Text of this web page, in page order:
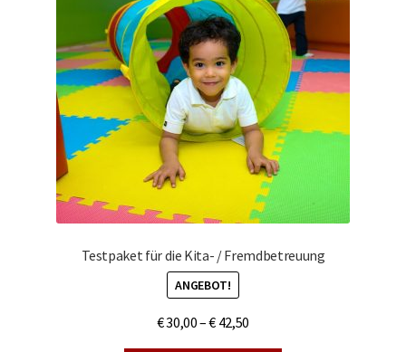
Testpaket für die Kita- / Fremdbetreuung
ANGEBOT!
€30,00–€ 42,50